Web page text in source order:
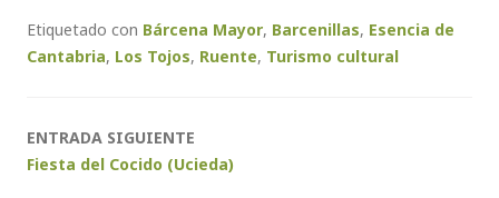
Etiquetado con Bárcena Mayor, Barcenillas, Esencia de
Cantabria, Los Tojos, Ruente, Turismo cultural
Navegación
de
ENTRADA SIGUIENTE
Fiesta del Cocido (Ucieda)